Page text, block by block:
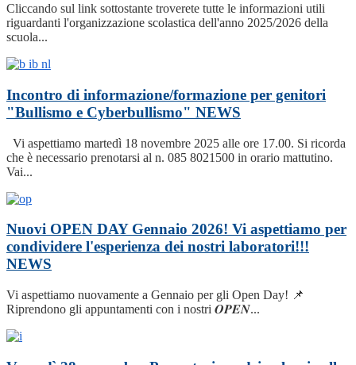
Cliccando sul link sottostante troverete tutte le informazioni utili
riguardanti l'organizzazione scolastica dell'anno 2025/2026 della
scuola...
Incontro di informazione/formazione per genitori
"Bullismo e Cyberbullismo" NEWS
Vi aspettiamo martedì 18 novembre 2025 alle ore 17.00. Si ricorda
che è necessario prenotarsi al n. 085 8021500 in orario mattutino.
Vai...
Nuovi OPEN DAY Gennaio 2026! Vi aspettiamo per
condividere l'esperienza dei nostri laboratori!!!
NEWS
Vi aspettiamo nuovamente a Gennaio per gli Open Day! 📌
Riprendono gli appuntamenti con i nostri 𝑶𝑷𝑬𝑵...